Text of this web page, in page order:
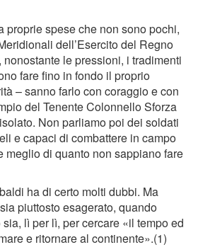
proprie spese che non sono pochi,
dell’Esercito del Regno
le pressioni, i tradimenti
fare ﬁno in fondo il proprio
– sanno farlo con coraggio e con
del Tenente Colonnello Sforza
Non parliamo poi dei soldati
e capaci di combattere in campo
meglio di quanto non sappiano fare
ha di certo molti dubbi. Ma
piuttosto esagerato, quando
lì per lì, per cercare «il tempo ed
e ritornare al continente».(1)